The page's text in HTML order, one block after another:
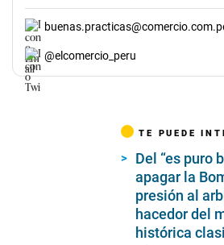
@elcomercio_peru
TE PUEDE
Del “es puro
apagar la
presión al
hacedor del
histórica